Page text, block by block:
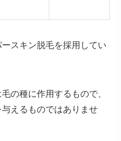
スキン脱毛を採用してい
の種に作用するもので、
えるものではありませ